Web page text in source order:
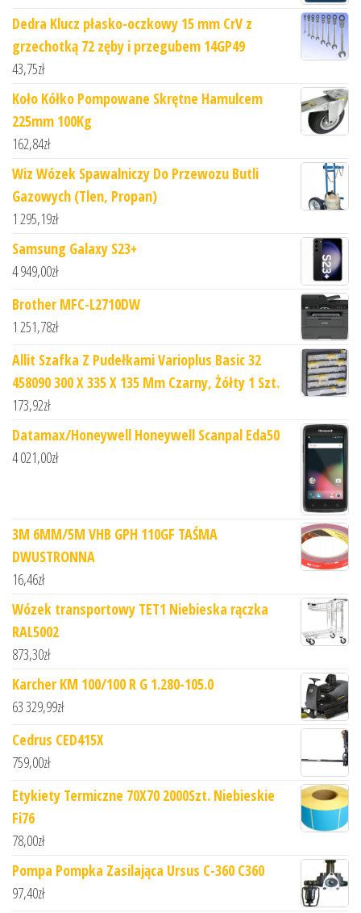
Dedra Klucz płasko-oczkowy 15 mm CrV z
grzechotką 72 zęby i przegubem 14GP49
43,75zł
Koło Kółko Pompowane Skrętne Hamulcem
225mm 100Kg
162,84zł
Wiz Wózek Spawalniczy Do Przewozu Butli
Gazowych (Tlen, Propan)
1 295,19zł
Samsung Galaxy S23+
4 949,00zł
Brother MFC-L2710DW
1 251,78zł
Allit Szafka Z Pudełkami Varioplus Basic 32
458090 300 X 335 X 135 Mm Czarny, Żółty 1 Szt.
173,92zł
Datamax/Honeywell Honeywell Scanpal Eda50
4 021,00zł
3M 6MM/5M VHB GPH 110GF TAŚMA
DWUSTRONNA
16,46zł
Wózek transportowy TET1 Niebieska rączka
RAL5002
873,30zł
Karcher KM 100/100 R G 1.280-105.0
63 329,99zł
Cedrus CED415X
759,00zł
Etykiety Termiczne 70X70 2000Szt. Niebieskie
Fi76
78,00zł
Pompa Pompka Zasilająca Ursus C-360 C360
97,40zł